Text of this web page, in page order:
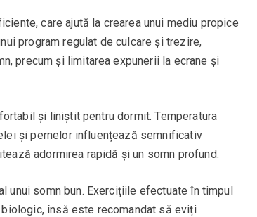
care ajută la crearea unui mediu propice
program regulat de culcare și trezire,
precum și limitarea expunerii la ecrane și
și liniștit pentru dormit. Temperatura
și pernelor influențează semnificativ
adormirea rapidă și un somn profund.
unui somn bun. Exercițiile efectuate în timpul
însă este recomandat să eviți